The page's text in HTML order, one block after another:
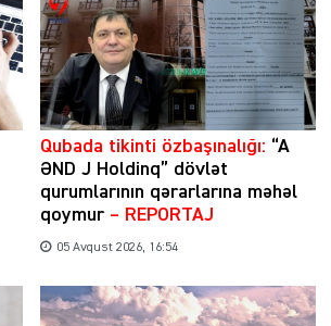
Qubada tikinti özbaşınalığı: “A
ƏND J Holdinq” dövlət
qurumlarının qərarlarına məhəl
qoymur – REPORTAJ
05 Avqust 2026, 16:54